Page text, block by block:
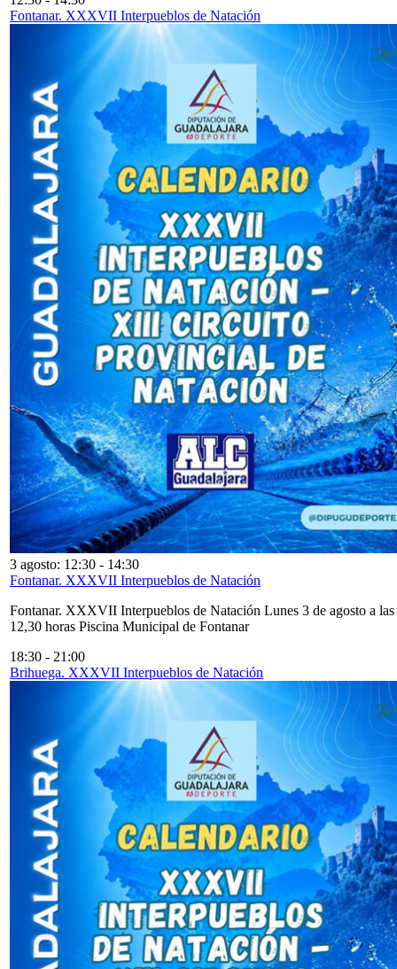
Fontanar. XXXVII Interpueblos de Natación
3 agosto: 12:30 - 14:30
Fontanar. XXXVII Interpueblos de Natación
Fontanar. XXXVII Interpueblos de Natación Lunes 3 de agosto a las
12,30 horas Piscina Municipal de Fontanar
18:30 - 21:00
Brihuega. XXXVII Interpueblos de Natación